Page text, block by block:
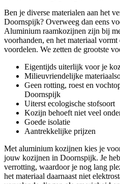
Ben je diverse materialen aan het
Doornspijk? Overweeg dan eens
Aluminium raamkozijnen zijn bij
voorhanden, en het materiaal vormt
voordelen. We zetten de grootste
Eigentijds uiterlijk voor je
Milieuvriendelijke
Geen rotting, roest en
Doornspijk
Uiterst ecologische stofsoort
Kozijn behoeft niet veel
Goede isolatie
Aantrekkelijke prijzen
Met aluminium kozijnen kies je
jouw kozijnen in Doornspijk. Je
verrotting, waardoor je nog lang
het materiaal daarnaast niet